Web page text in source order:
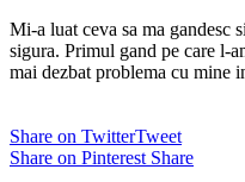
Mi-a luat ceva sa ma gandesc
sigura. Primul gand pe care l-
mai dezbat problema cu mine
Share on TwitterTweet
Share on Pinterest Share